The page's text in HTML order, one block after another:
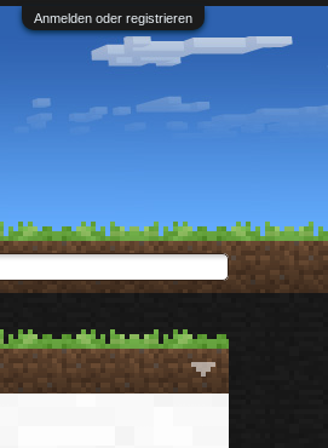
Anmelden oder registrieren